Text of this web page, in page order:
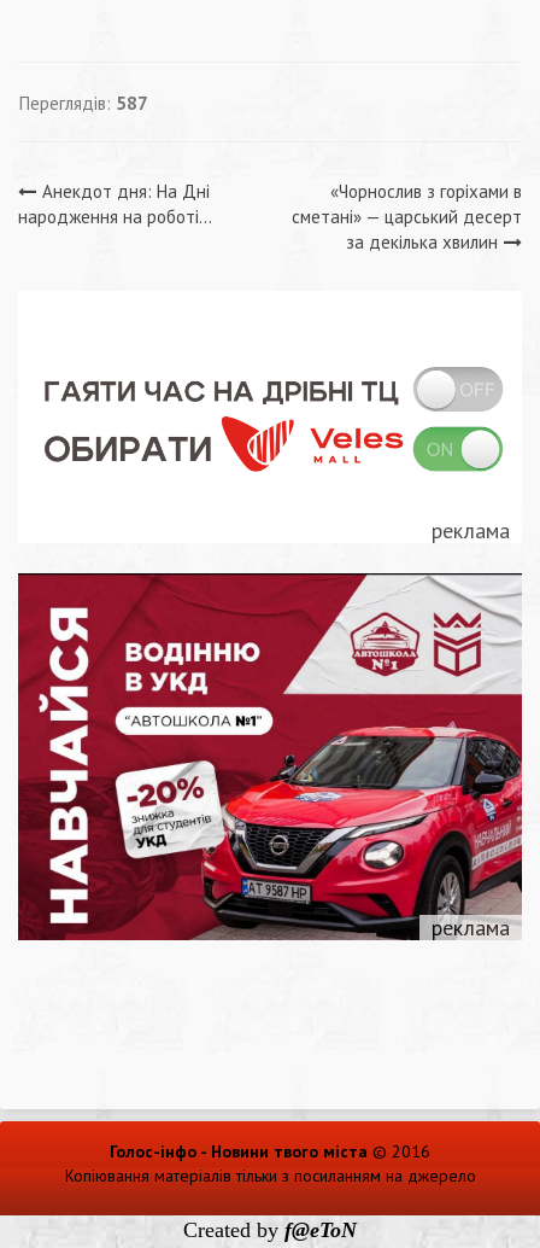
Переглядів: 587
Навігація
Анекдот дня: На Дні
народження на роботі…
«Чорнослив з горіхами в
сметані» — царський десерт
за декілька хвилин
Голос-інфо - Новини твого міста © 2016
Копіювання матеріалів тільки з посиланням на джерело
Created by f@eToN